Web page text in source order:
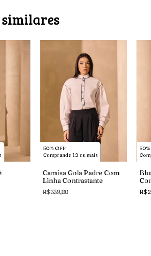
50% OFF
Comprando 12 ou mais
Camisa Gola Padre Com
Linha Contrastante
R$339,80